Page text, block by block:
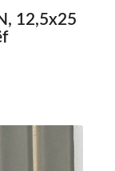
12,5x25